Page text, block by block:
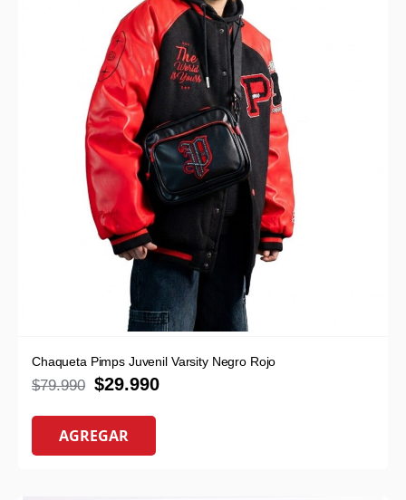
Chaqueta Pimps Juvenil Varsity Negro Rojo
$79.990 $29.990
AGREGAR